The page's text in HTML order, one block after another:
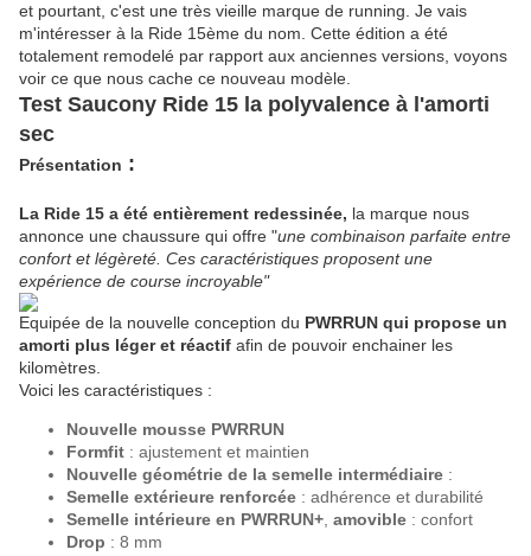
et pourtant, c'est une très vieille marque de running. Je vais
m'intéresser à la Ride 15ème du nom. Cette édition a été
totalement remodelé par rapport aux anciennes versions, voyons
voir ce que nous cache ce nouveau modèle.
Test Saucony Ride 15 la polyvalence à l'amorti
sec
Présentation :
La Ride 15 a été entièrement redessinée, la marque nous
annonce une chaussure qui offre "une combinaison parfaite entre
confort et légèreté. Ces caractéristiques proposent une
expérience de course incroyable"
Equipée de la nouvelle conception du PWRRUN qui propose un
amorti plus léger et réactif afin de pouvoir enchainer les
kilomètres.
Voici les caractéristiques :
Nouvelle mousse PWRRUN
Formfit : ajustement et maintien
Nouvelle géométrie de la semelle intermédiaire :
Semelle extérieure renforcée : adhérence et durabilité
Semelle intérieure en PWRRUN+ amovible : confort
Drop : 8 mm